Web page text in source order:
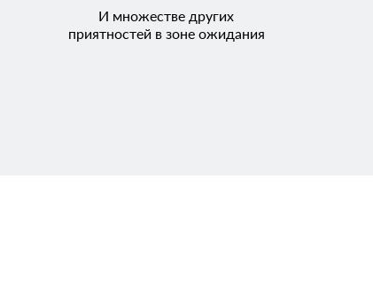
И множестве других
приятностей в зоне ожидания